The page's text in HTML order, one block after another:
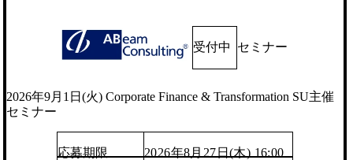
受付中 セミナー
2026年9月1日(火) Corporate Finance & Transformation SU主催
セミナー
応募期限
2026年8月27日(木) 16:00